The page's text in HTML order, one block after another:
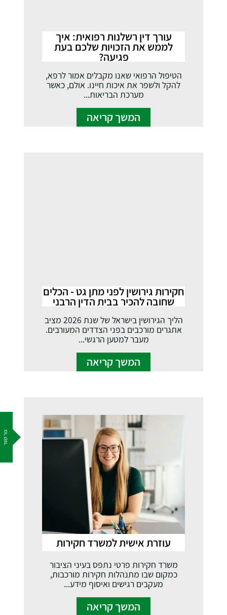
צור קשר
עורך דין רשלנות רפואית: איך
לממש את הזכויות שלכם בעת
פגיעה?
הטיפול הרפואי שאנו מקבלים אמור לרפא,
להקל ולשפר את איכות חיינו. אולם, כאשר
מערכת הבריאות...
המשך קריאה
חקירות גירושין לפני מתן גט - הכלים
שחובה להכיר בבית הדין הרבני
הליך הגירושין בישראל של שנת 2026 מציב
אתגרים מורכבים בפני הצדדים המעורבים.
מעבר למטען הרגשי...
המשך קריאה
עוזרת אישית למשרד חקירות
משרד חקירות פרטי נתפס בעיני הציבור
כמקום שבו מתנהלות חקירות מורכבות,
מעקבים רגישים ואיסוף מידע...
המשך קריאה